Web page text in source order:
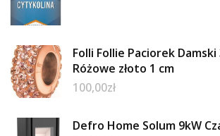
Folli Follie Paciorek Damski
Różowe złoto 1 cm
100,00zł
Defro Home Solum 9kW